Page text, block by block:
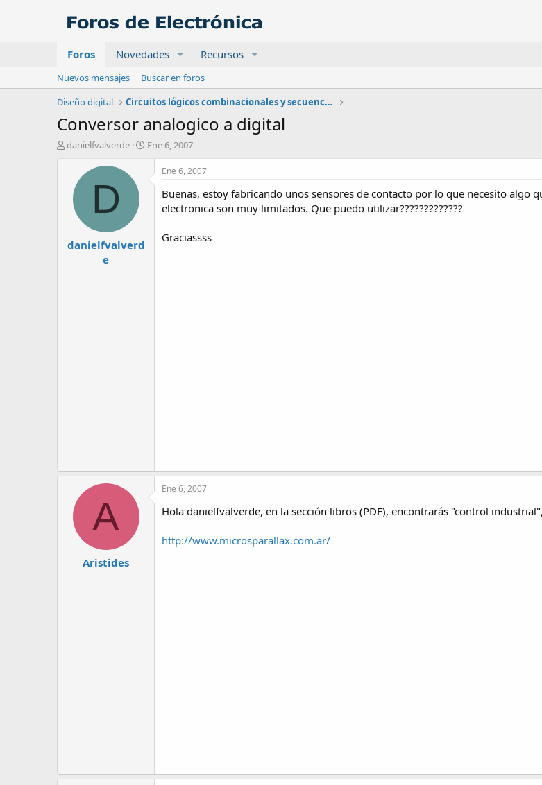
Foros Novedades Recursos
Nuevos mensajes
Buscar en foros
Diseño digital
Circuitos lógicos combinacionales y secuenciales
Conversor analogico a digital
A
danielfvalverde
F
Ene 6, 2007
D
danielfvalverd
e
Ene 6, 2007
Buenas, estoy fabricando unos sensores de contacto por lo que necesito
electronica son muy limitados. Que puedo utilizar?????????????
Graciassss
A
Aristides
Ene 6, 2007
Hola danielfvalverde, en la sección libros (PDF), encontrarás "control
http://www.microsparallax.com.ar/